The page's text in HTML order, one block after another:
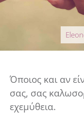
Όποιος και αν
σας, σας
εχεμύθεια.